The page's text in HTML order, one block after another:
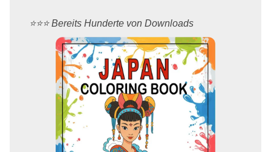
⭐️⭐️⭐️ Bereits Hunderte von Downloads